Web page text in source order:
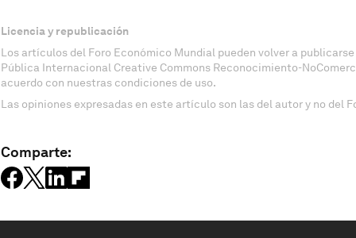
Licencia y republicación
Los artículos del Foro Económico Mundial pueden volver a
Pública Internacional Creative Commons Reconocimiento-
acuerdo con nuestras condiciones de uso.
Las opiniones expresadas en este artículo son las del autor y no del
Comparte: